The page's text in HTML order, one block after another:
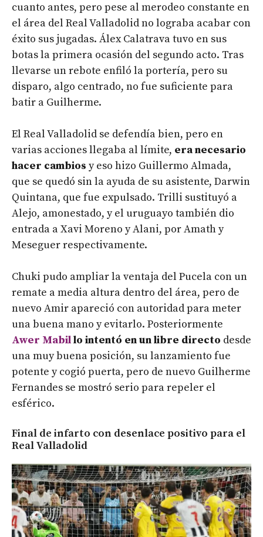
cuanto antes, pero pese al merodeo constante en
el área del Real Valladolid no lograba acabar con
éxito sus jugadas. Álex Calatrava tuvo en sus
botas la primera ocasión del segundo acto. Tras
llevarse un rebote enfiló la portería, pero su
disparo, algo centrado, no fue suficiente para
batir a Guilherme.
El Real Valladolid se defendía bien, pero en
varias acciones llegaba al límite, era necesario
hacer cambios y eso hizo Guillermo Almada,
que se quedó sin la ayuda de su asistente, Darwin
Quintana, que fue expulsado. Trilli sustituyó a
Alejo, amonestado, y el uruguayo también dio
entrada a Xavi Moreno y Alani, por Amath y
Meseguer respectivamente.
Chuki pudo ampliar la ventaja del Pucela con un
remate a media altura dentro del área, pero de
nuevo Amir apareció con autoridad para meter
una buena mano y evitarlo. Posteriormente
Awer Mabillo intentó en un libre directo desde
una muy buena posición, su lanzamiento fue
potente y cogió puerta, pero de nuevo Guilherme
Fernandes se mostró serio para repeler el
esférico.
Final de infarto con desenlace positivo para el
Real Valladolid